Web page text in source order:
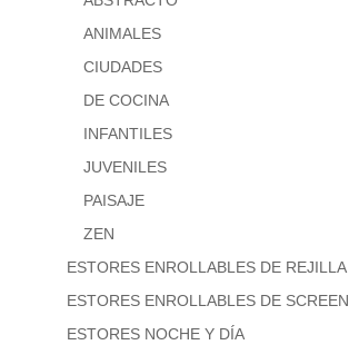
ANIMALES
CIUDADES
DE COCINA
INFANTILES
JUVENILES
PAISAJE
ZEN
ESTORES ENROLLABLES DE REJILLA
ESTORES ENROLLABLES DE SCREEN
ESTORES NOCHE Y DÍA